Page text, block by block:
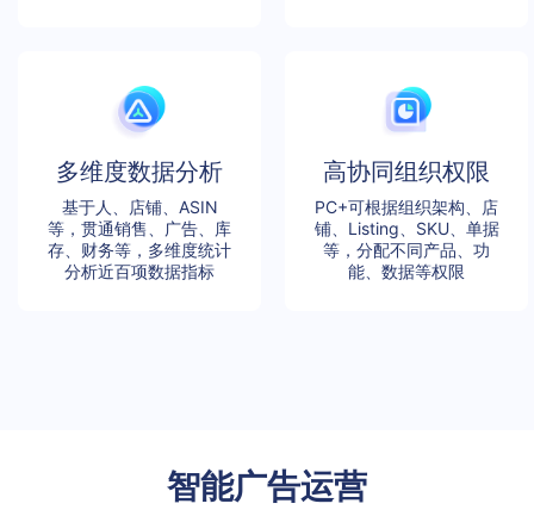
多维度数据分析
基于人、店铺、ASIN
等，贯通销售、广告、库
存、财务等，多维度统计
分析近百项数据指标
高协同组织权限
PC+可根据组织架构、店
铺、Listing、SKU、单据
等，分配不同产品、功
能、数据等权限
智能广告运营